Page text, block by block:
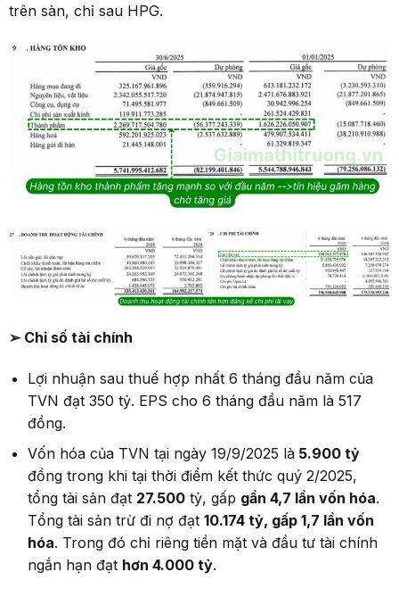
trên sàn, chỉ sau HPG.
➢ Chỉ số tài chính
Lợi nhuận sau thuế hợp nhất 6 tháng đầu năm của
TVN đạt 350 tỷ. EPS cho 6 tháng đầu năm là 517
đồng.
Vốn hóa của TVN tại ngày 19/9/2025 là5.900 tỷ
đồng trong khi tại thời điểm kết thức quý 2/2025,
tổng tài sản đạt 27.500tỷ, gấp gần 4,7 lần vốn hóa.
Tổng tài sản trừ đi nợ đạt 10.174 tỷ, gấp 1,7 lần vốn
hóa. Trong đó chỉ riêng tiền mặt và đầu tư tài chính
ngắn hạn đạt hơn 4.000 tỷ.